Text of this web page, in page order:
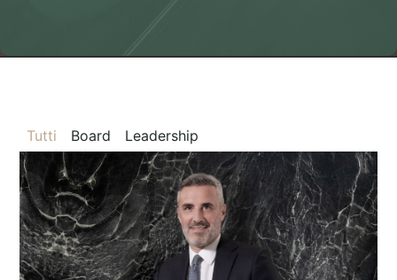
Board Leadership
Tutti